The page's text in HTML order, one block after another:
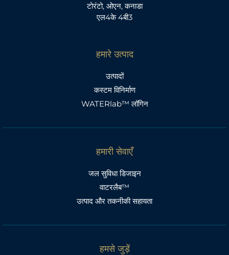
टोरंटो, ओएन, कनाडा
एल4के 4बी3
हमारे उत्पाद
उत्पादों
कस्टम विनिर्माण
WATERlab™ लॉगिन
हमारी सेवाएँ
जल सुविधा डिजाइन
वाटरलैब™
उत्पाद और तकनीकी सहायता
हमसे जुड़ें